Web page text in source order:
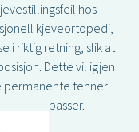
hos
kjeveortopedi,
i riktig retning, slik at
Dette vil igjen
permanente tenner
passer.